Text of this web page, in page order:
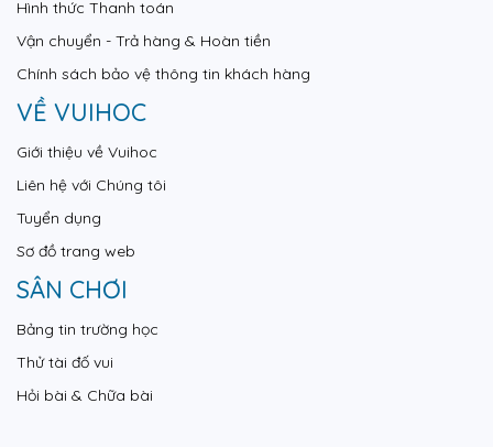
Hình thức Thanh toán
Vận chuyển - Trả hàng & Hoàn tiền
Chính sách bảo vệ thông tin khách hàng
VỀ VUIHOC
Giới thiệu về Vuihoc
Liên hệ với Chúng tôi
Tuyển dụng
Sơ đồ trang web
SÂN CHƠI
Bảng tin trường học
Thử tài đố vui
Hỏi bài & Chữa bài